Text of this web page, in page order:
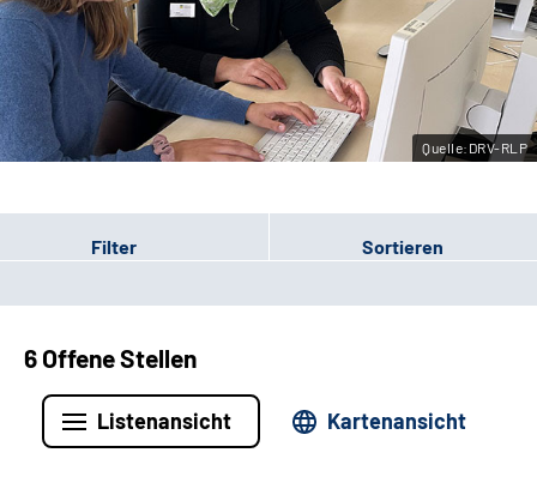
Suche
Leichte Sprache
Gebärdensprache
Quelle:DRV-RLP
Filter Sortieren
6 Offene Stellen
Listenansicht Kartenansicht